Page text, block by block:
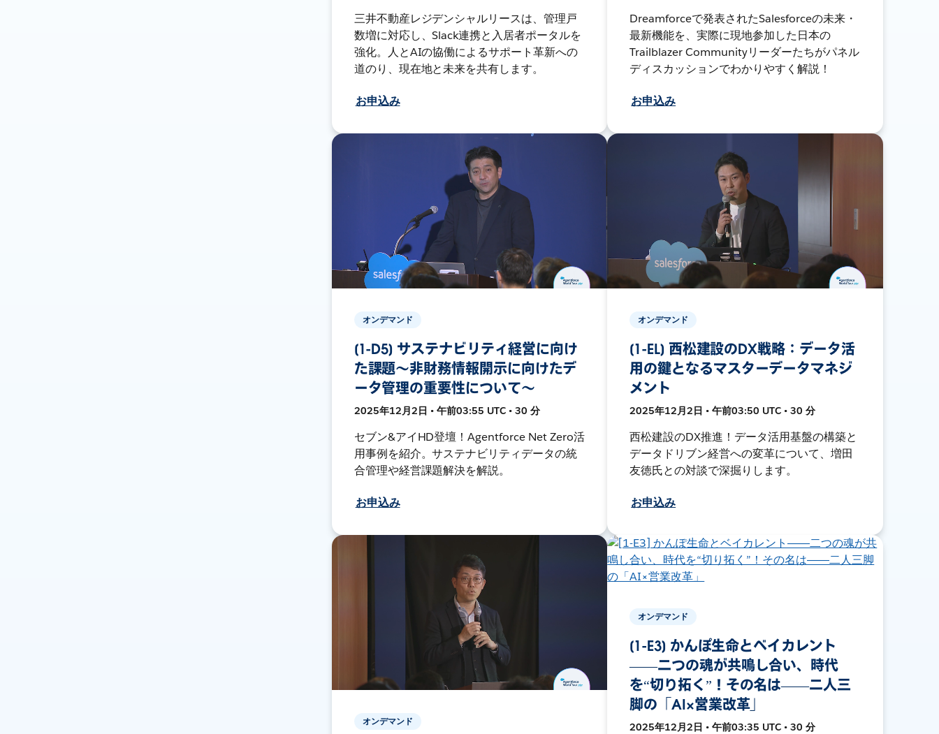
三井不動産レジデンシャルリースは、管理戸
数増に対応し、Slack連携と入居者ポータルを
強化。人とAIの協働によるサポート革新への
道のり、現在地と未来を共有します。
お申込み
Dreamforceで発表されたSalesforceの未来・
最新機能を、実際に現地参加した日本の
Trailblazer Communityリーダーたちがパネル
ディスカッションでわかりやすく解説！
お申込み
オンデマンド
[1-D5] サステナビリティ経営に向け
た課題〜非財務情報開示に向けたデ
ータ管理の重要性について〜
2025年12月2日 • 午前03:55 UTC • 30 分
セブン&アイHD登壇！Agentforce Net Zero活
用事例を紹介。サステナビリティデータの統
合管理や経営課題解決を解説。
お申込み
オンデマンド
[1-EL] 西松建設のDX戦略：データ活
用の鍵となるマスターデータマネジ
メント
2025年12月2日 • 午前03:50 UTC • 30 分
西松建設のDX推進！データ活用基盤の構築と
データドリブン経営への変革について、増田
友徳氏との対談で深掘りします。
お申込み
オンデマンド
オンデマンド
[1-E3] かんぽ生命とベイカレント
――二つの魂が共鳴し合い、時代
を“切り拓く”！その名は――二人三
脚の「AI×営業改革」
2025年12月2日 • 午前03:35 UTC • 30 分